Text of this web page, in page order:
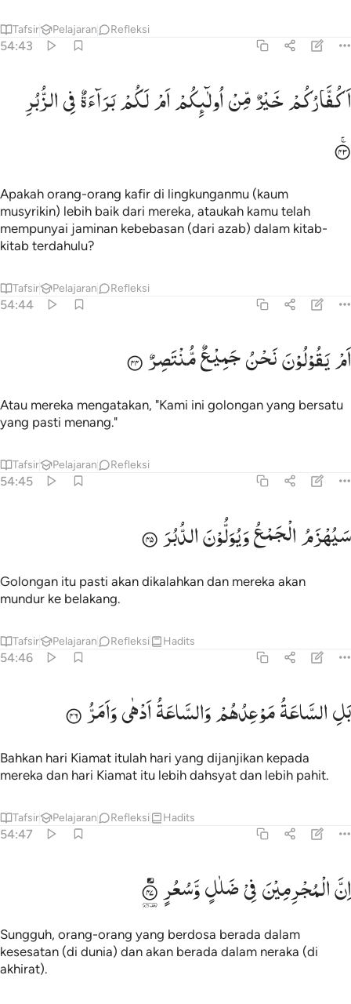
Tafsir Pelajaran Refleksi
54:43
اكفاركم خير من اولايكم ام لكم براءة في الزبر ٤٣
أَكُفَّارُكُمْ خَيْرٌۭ مِّنْ أُو۟لَـٰٓئِكُمْ أَمْ لَكُم بَرَآءَةٌۭ فِى ٱلزُّبُرِ ٤٣
اَكُفَّارُكُمْخَیْرٌمِّنْاُولٰٓىِٕكُمْاَمْلَكُمْبَرَآءَةٌفِیالزُّبُرِ
Apakah orang-orang kafir di lingkunganmu (kaum
musyrikin) lebih baik dari mereka, ataukah kamu telah
mempunyai jaminan kebebasan (dari azab) dalam kitab-
kitab terdahulu?
Tafsir Pelajaran Refleksi
54:44
ام يقولون نحن جميع منتصر ٤٤
أَمْ يَقُولُونَ نَحْنُ جَمِيعٌۭ مُّنتَصِرٌۭ ٤٤
اَمْیَقُوْلُوْنَنَحْنُجَمِیْعٌمُّنْتَصِرٌ
Atau mereka mengatakan, "Kami ini golongan yang bersatu
yang pasti menang."
Tafsir Pelajaran Refleksi
54:45
سيهزم الجمع ويولون الدبر ٤٥
سَيُهْزَمُ ٱلْجَمْعُ وَيُوَلُّونَ ٱلدُّبُرَ ٤٥
سَیُهْزَمُالْجَمْعُوَیُوَلُّوْنَالدُّبُرَ
Golongan itu pasti akan dikalahkan dan mereka akan
mundur ke belakang.
Tafsir Pelajaran Refleksi Hadits
54:46
بل الساعة موعدهم والساعة ادهى وامر ٤٦
بَلِ ٱلسَّاعَةُ مَوْعِدُهُمْ وَٱلسَّاعَةُ أَدْهَىٰ وَأَمَرُّ ٤٦
بَلِالسَّاعَةُمَوْعِدُهُمْوَالسَّاعَةُاَدْهٰیوَاَمَرُّ
Bahkan hari Kiamat itulah hari yang dijanjikan kepada
mereka dan hari Kiamat itu lebih dahsyat dan lebih pahit.
Tafsir Pelajaran Refleksi Hadits
54:47
ان المجرمين في ضلال وسعر ٤٧
إِنَّ ٱلْمُجْرِمِينَ فِى ضَلَـٰلٍۢ وَسُعُرٍۢ ٤٧
اِنَّالْمُجْرِمِیْنَفِیْضَلٰلٍوَّسُعُرٍ
Sungguh, orang-orang yang berdosa berada dalam
kesesatan (di dunia) dan akan berada dalam neraka (di
akhirat).